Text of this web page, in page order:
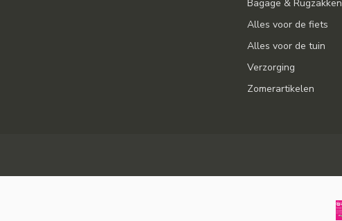
Bagage & Rugzakken
Alles voor de fiets
Alles voor de tuin
Verzorging
Zomerartikelen